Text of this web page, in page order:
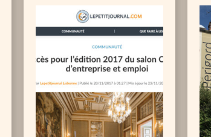
Domiciliation pour les
entrepreneurs francophones
s’installant à Lisbonne.